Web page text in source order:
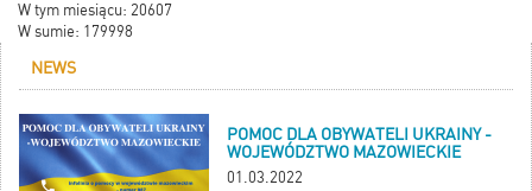
W tym miesiącu: 20607
W sumie: 179998
NEWS
POMOC DLA OBYWATELI UKRAINY -
WOJEWÓDZTWO MAZOWIECKIE
01.03.2022